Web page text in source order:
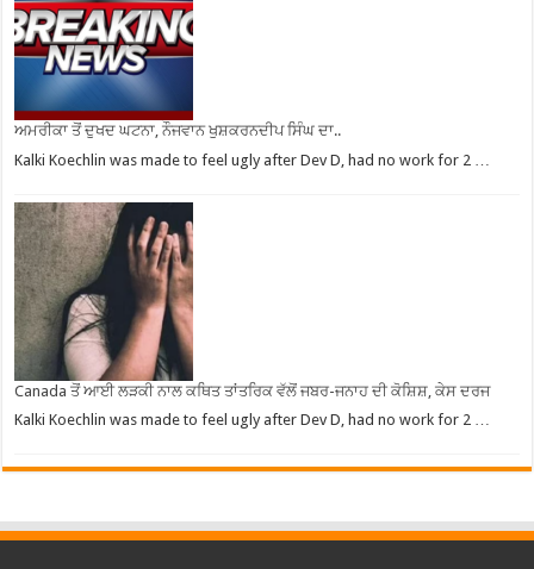
ਅਮਰੀਕਾ ਤੋਂ ਦੁਖਦ ਘਟਨਾ, ਨੌਜਵਾਨ ਖੁਸ਼ਕਰਨਦੀਪ ਸਿੰਘ ਦਾ..
Kalki Koechlin was made to feel ugly after Dev D, had no work for 2 …
Canada ਤੋਂ ਆਈ ਲੜਕੀ ਨਾਲ ਕਥਿਤ ਤਾਂਤਰਿਕ ਵੱਲੋਂ ਜਬਰ-ਜਨਾਹ ਦੀ ਕੋਸ਼ਿਸ਼, ਕੇਸ ਦਰਜ
Kalki Koechlin was made to feel ugly after Dev D, had no work for 2 …